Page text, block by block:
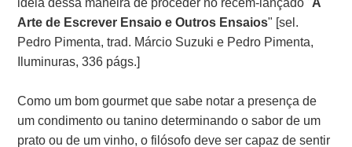
Arte de Escrever Ensaio e Outros Ensaios" [sel.
Pedro Pimenta, trad. Márcio Suzuki e Pedro Pimenta,
Iluminuras, 336 págs.]
Como um bom gourmet que sabe notar a presença de
um condimento ou tanino determinando o sabor de um
prato ou de um vinho, o filósofo deve ser capaz de sentir